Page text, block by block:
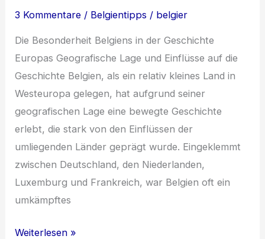
3 Kommentare / Belgientipps / belgier
Die Besonderheit Belgiens in der Geschichte
Europas Geografische Lage und Einflüsse auf die
Geschichte Belgien, als ein relativ kleines Land in
Westeuropa gelegen, hat aufgrund seiner
geografischen Lage eine bewegte Geschichte
erlebt, die stark von den Einflüssen der
umliegenden Länder geprägt wurde. Eingeklemmt
zwischen Deutschland, den Niederlanden,
Luxemburg und Frankreich, war Belgien oft ein
umkämpftes
Belgien:
Weiterlesen »